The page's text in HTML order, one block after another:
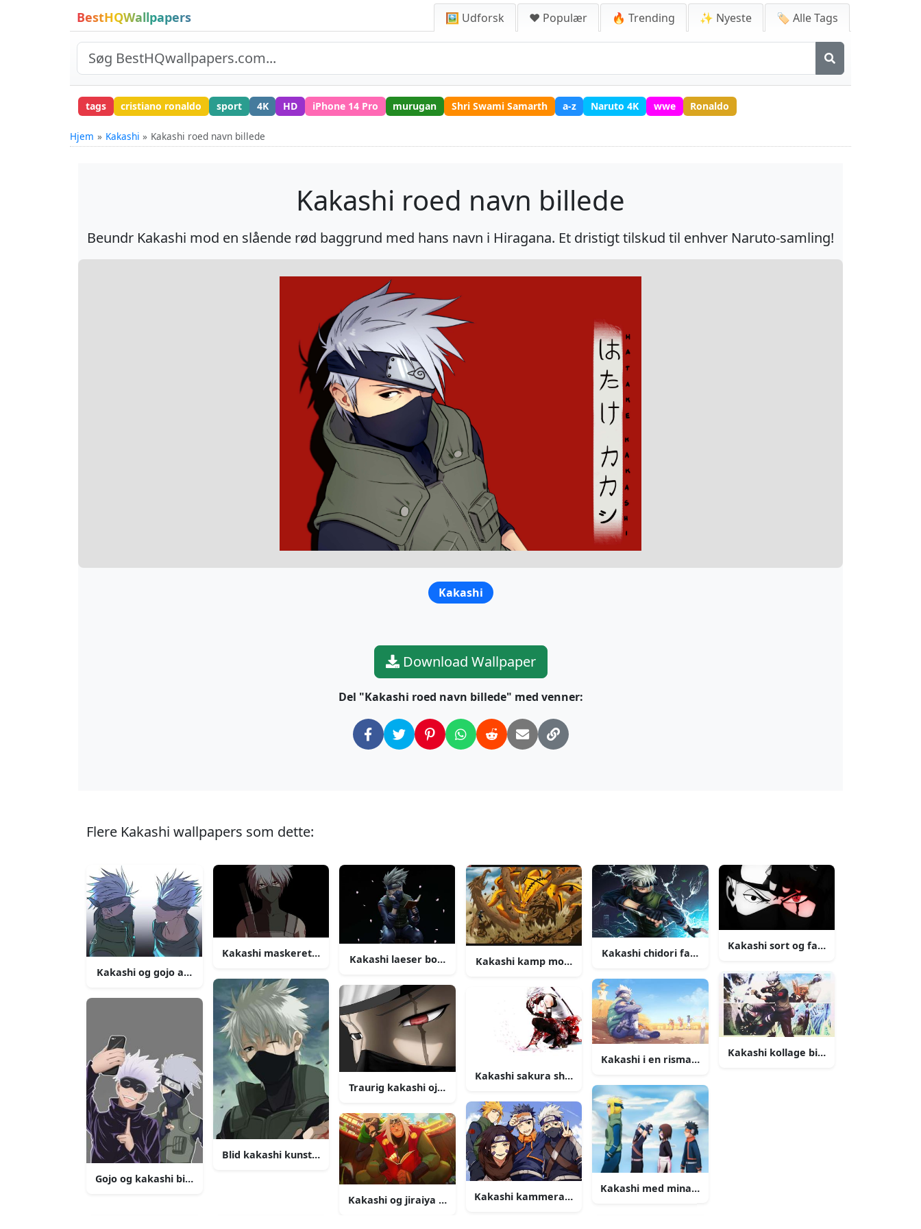
BestHQWallpapers 🖼️ Udforsk ❤️ Populær 🔥 Trending ✨ Nyeste 🏷️ Alle Tags
tags cristiano ronaldo sport 4K HD iPhone 14 Pro murugan Shri Swami Samarth a-z Naruto 4K wwe Ronaldo
Hjem Kakashi Kakashi roed navn billede
Kakashi roed navn billede
Beundr Kakashi mod en slående rød baggrund med hans navn i Hiragana. Et dristigt tilskud til enhver Naruto-samling!
Kakashi
Download Wallpaper
Del "Kakashi roed navn billede" med venner:
Flere Kakashi wallpapers som dette:
Kakashi og gojo ansigt til ansigt billede
Gojo og kakashi billede
Kakashi maskeret shinobi billede
Blid kakashi kunst billede
Kakashi laeser bog billede
Traurig kakashi oje billede
Kakashi og jiraiya billede
Kakashi kamp mod kayuubi billede
Kakashi sakura shinobi billede
Kakashi kammerater og lærer billede
Kakashi chidori fanart billede
Kakashi i en rismark billede
Kakashi med minato billede
Kakashi sort og farvet billede
Kakashi kollage billede